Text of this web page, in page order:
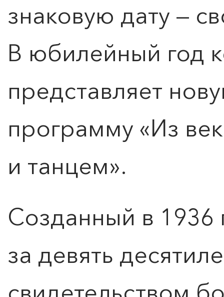
знаковую дату —
В юбилейный год
представляет
программу «Из
и танцем».
Созданный в 1936
за девять